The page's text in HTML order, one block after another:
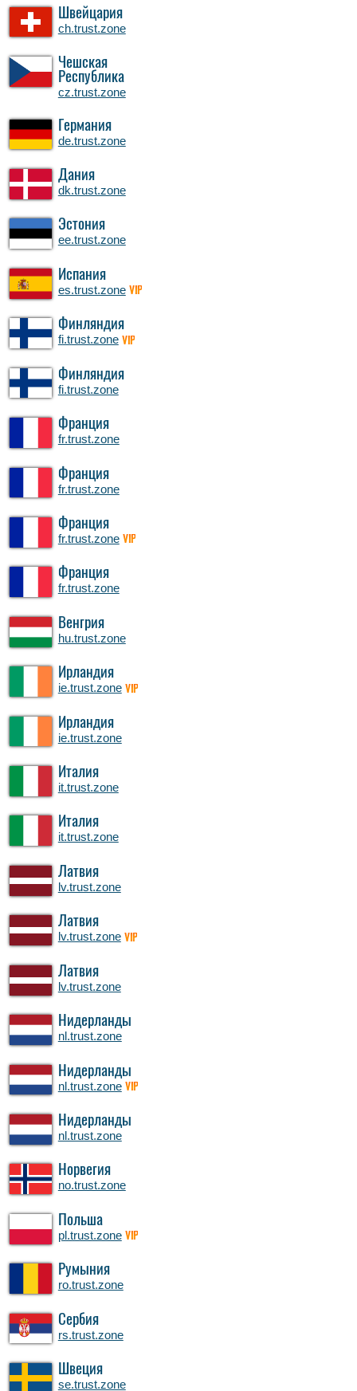
Швейцария
ch.trust.zone
Чешская
Республика
cz.trust.zone
Германия
de.trust.zone
Дания
dk.trust.zone
Эстония
ee.trust.zone
Испания
es.trust.zone VIP
Финляндия
fi.trust.zone VIP
Финляндия
fi.trust.zone
Франция
fr.trust.zone
Франция
fr.trust.zone
Франция
fr.trust.zone VIP
Франция
fr.trust.zone
Венгрия
hu.trust.zone
Ирландия
ie.trust.zone VIP
Ирландия
ie.trust.zone
Италия
it.trust.zone
Италия
it.trust.zone
Латвия
lv.trust.zone
Латвия
lv.trust.zone VIP
Латвия
lv.trust.zone
Нидерланды
nl.trust.zone
Нидерланды
nl.trust.zone VIP
Нидерланды
nl.trust.zone
Норвегия
no.trust.zone
Польша
pl.trust.zone VIP
Румыния
ro.trust.zone
Сербия
rs.trust.zone
Швеция
se.trust.zone